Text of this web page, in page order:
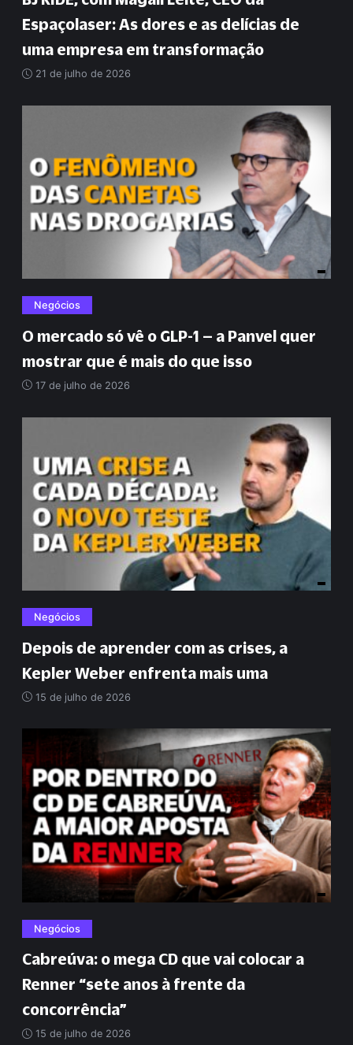
Espaçolaser: As dores e as delícias de
uma empresa em transformação
21 de julho de 2026
Negócios
O mercado só vê o GLP-1 – a Panvel quer
mostrar que é mais do que isso
17 de julho de 2026
Negócios
Depois de aprender com as crises, a
Kepler Weber enfrenta mais uma
15 de julho de 2026
Negócios
Cabreúva: o mega CD que vai colocar a
Renner “sete anos à frente da
concorrência”
15 de julho de 2026